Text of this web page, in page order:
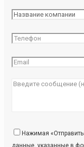
Нажимая
данные, указанные в